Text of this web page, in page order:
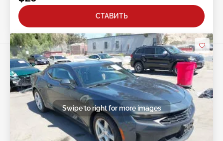
СТАВИТЬ
Swipe to right for more images